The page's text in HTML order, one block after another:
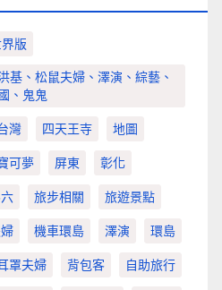
版
基、松鼠夫婦、澤演、綜藝、
、鬼鬼
灣 四天王寺 地圖
可夢 屏東 彰化
旅步相關 旅遊景點
機車環島 澤演 環島
罩夫婦 背包客 自助旅行